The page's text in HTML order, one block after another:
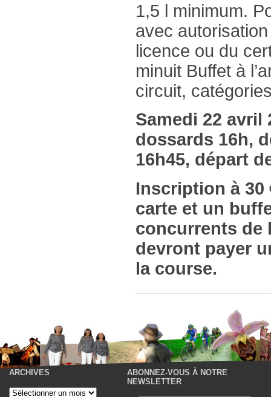
1,5 l minimum.
avec
licence ou du
minuit Buffet à
circuit,
Samedi 22 avril
dossards 16h,
16h45, départ
Inscription à 30
carte et un
concurrents de
devront payer
la course.
ARCHIVES
Archives
ABONNEZ-VOUS À NOTRE
NEWSLETTER